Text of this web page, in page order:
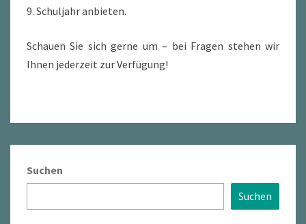
9. Schuljahr anbieten.
Schauen Sie sich gerne um – bei Fragen stehen wir
Ihnen jederzeit zur Verfügung!
Suchen
Suchen